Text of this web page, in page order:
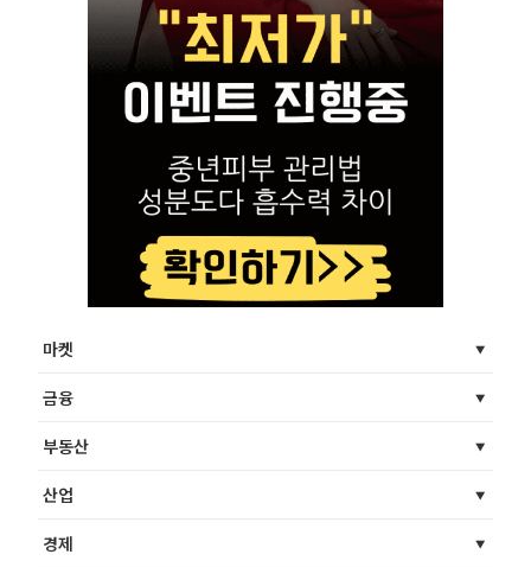
마켓
금융
부동산
산업
경제